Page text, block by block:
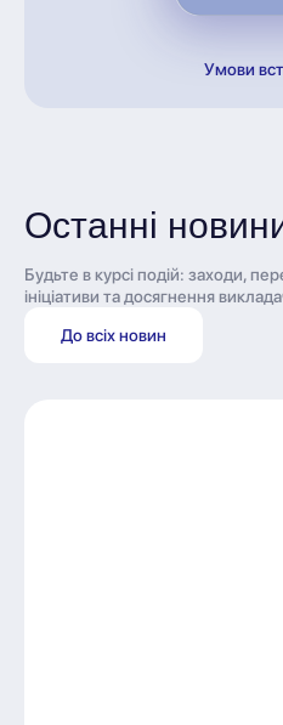
Умови
Останні
Будьте в курсі подій: заходи,
ініціативи та досягнення
До всіх новин